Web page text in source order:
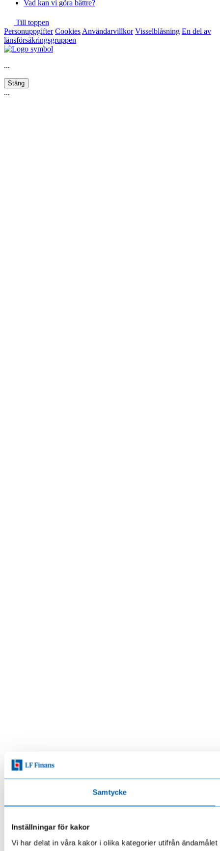
Samtycke
Inställningar för kakor
Vi har delat in våra kakor i olika kategorier utifrån
Vad kan vi göra bättre?
Till toppen
Personuppgifter Cookies Användarvillkor Visselblåsning En del av
länsförsäkringsgruppen
...
Stäng
...